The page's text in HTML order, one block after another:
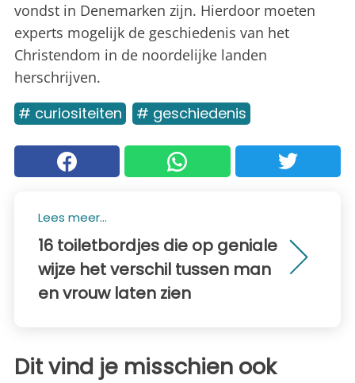
vondst in Denemarken zijn. Hierdoor moeten
experts mogelijk de geschiedenis van het
Christendom in de noordelijke landen
herschrijven.
# curiositeiten # geschiedenis
Lees meer...
16 toiletbordjes die op geniale
wijze het verschil tussen man
en vrouw laten zien
Dit vind je misschien ook